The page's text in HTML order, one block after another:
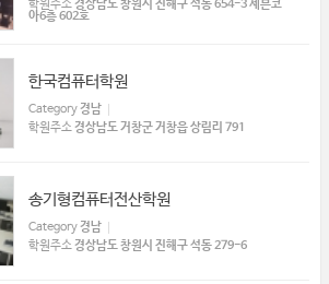
학원주소경상남도 창원시 진해구 석동 654-3 세븐코
아6층 602호
한국컴퓨터학원
Category경남
학원주소경상남도 거창군 거창읍 상림리 791
송기형컴퓨터전산학원
Category경남
학원주소경상남도 창원시 진해구 석동 279-6